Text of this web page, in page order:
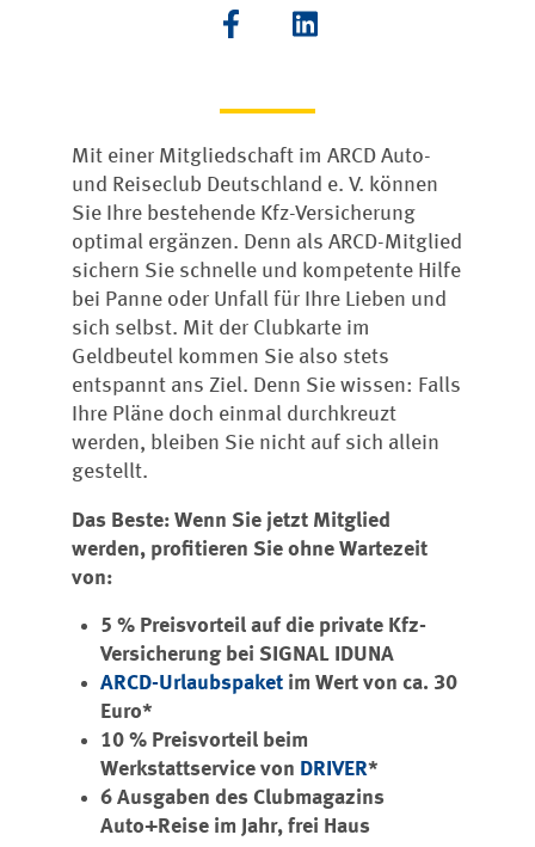
Mit einer Mitgliedschaft im ARCD Auto-
und Reiseclub Deutschland e. V. können
Sie Ihre bestehende Kfz-Versicherung
optimal ergänzen. Denn als ARCD-Mitglied
sichern Sie schnelle und kompetente Hilfe
bei Panne oder Unfall für Ihre Lieben und
sich selbst. Mit der Clubkarte im
Geldbeutel kommen Sie also stets
entspannt ans Ziel. Denn Sie wissen: Falls
Ihre Pläne doch einmal durchkreuzt
werden, bleiben Sie nicht auf sich allein
gestellt.
Das Beste: Wenn Sie jetzt Mitglied
werden, profitieren Sie ohne Wartezeit
von:
5 % Preisvorteil auf die private Kfz-
Versicherung bei SIGNAL IDUNA
ARCD-Urlaubspaket im Wert von ca. 30
Euro*
10 % Preisvorteil beim
Werkstattservice von DRIVER*
6 Ausgaben des Clubmagazins
Auto+Reise im Jahr, frei Haus